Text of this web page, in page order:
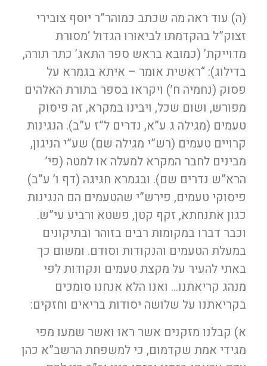
(ה) עוד ראה מה שכתב כמוהר”ר יוסף צובירי
זצוק”ל בהקדמתו לביאורו הגדול ‘מסורת
מדוייקת’ (כמובא בראש ספר התאג’ כתר תורה,
בדילוג): “ראשית אומר – איתא בגמרא על
פסוק (נחמיה ח’) ויקראו בספר בתורת האלהים
מפורש, ושום שכל, ויבינו במקרא, זה פיסוק
טעמים (מגילה ג ע”א, נדרים ל”ז ע”ב). הנגינות
קרויים טעמים (רש”י מגילה שם) שע”י הניגון,
מבינים לחבר המקרא למעלה או למטה (פי’
הרא”ש נדרים שם). ובגמרא חגיגה (דף ו’ ע”ב)
פיסוקי טעמים, פירש”י שהטעמים הם הנגינות
כגון אתנחתא, זקף קטן, פשטא ורביע עי”ש.
וכבר דברו במקומות רבים בזוהר ובתיקונים
במעלת הטעמים והנקודות וסודם. ומשום כך
באתי להעיר על מקצת טעמים ונקודות לפי
מנהג קריאתנו… ואנו הלא אנחנו סומכים
בקריאתנו על שלושה יסודות בריאים וחזקים:
א) קבלנו מזקנים אשר ראו ואשר שמעו מפי
מגידי אמת שקדמום, כי למשפחת הרשב”א כהן